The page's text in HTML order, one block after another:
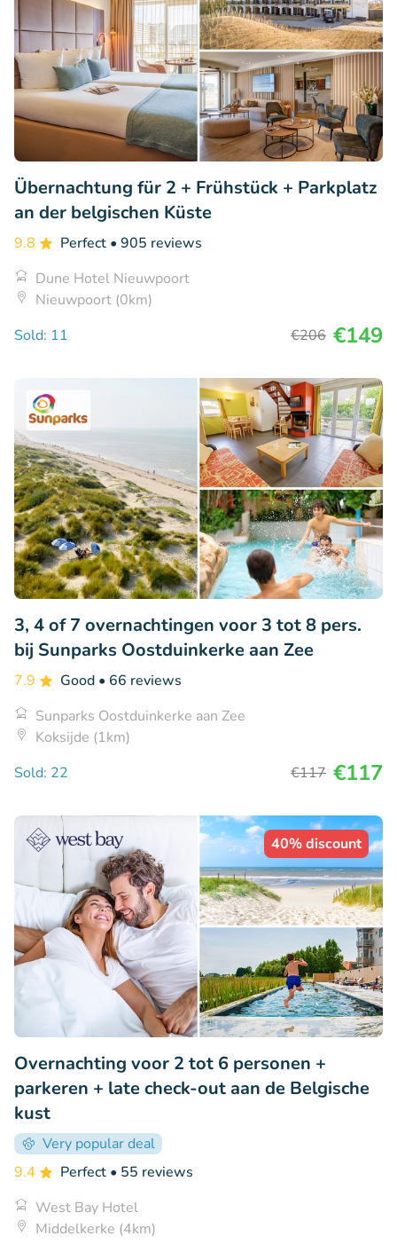
Übernachtung für 2 + Frühstück + Parkplatz
an der belgischen Küste
9.8 Perfect • 905 reviews
Dune Hotel Nieuwpoort
Nieuwpoort (0km)
Sold: 11
€206 €149
3, 4 of 7 overnachtingen voor 3 tot 8 pers.
bij Sunparks Oostduinkerke aan Zee
7.9 Good • 66 reviews
Sunparks Oostduinkerke aan Zee
Koksijde (1km)
Sold: 22
€117 €117
40% discount
Overnachting voor 2 tot 6 personen +
parkeren + late check-out aan de Belgische
kust
Very popular deal
9.4
Perfect • 55 reviews
West Bay Hotel
Middelkerke (4km)